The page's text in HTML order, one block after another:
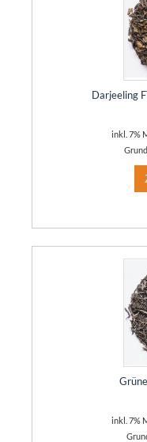
Darjeeling
inkl. 7%
inkl. 7%